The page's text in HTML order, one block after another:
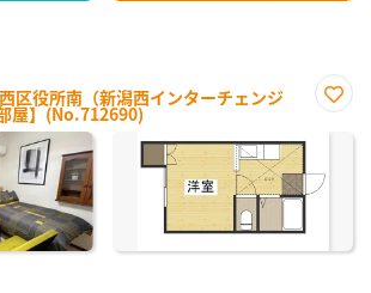
区役所南（新潟西インターチェンジ
屋】(No.712690)
に入
録